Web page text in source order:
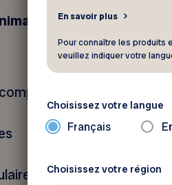
peuvent vous
En savoir plus
Pour connaître les produits
veuillez indiquer votre
Choisissez votre langue
Français
Choisissez votre région